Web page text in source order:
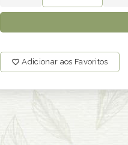
Adicionar aos Favoritos